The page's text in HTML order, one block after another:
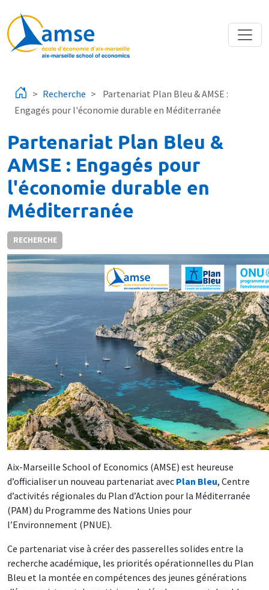
Recherche
Partenariat Plan Bleu & AMSE :
Engagés pour l'économie durable en Méditerranée
Partenariat Plan Bleu &
AMSE : Engagés pour
l'économie durable en
Méditerranée
RECHERCHE
Aix-Marseille School of Economics (AMSE) est heureuse
d’officialiser un nouveau partenariat avec Plan Bleu, Centre
d’activités régionales du Plan d’Action pour la Méditerranée
(PAM) du Programme des Nations Unies pour
l’Environnement (PNUE).
Ce partenariat vise à créer des passerelles solides entre la
recherche académique, les priorités opérationnelles du Plan
Bleu et la montée en compétences des jeunes générations